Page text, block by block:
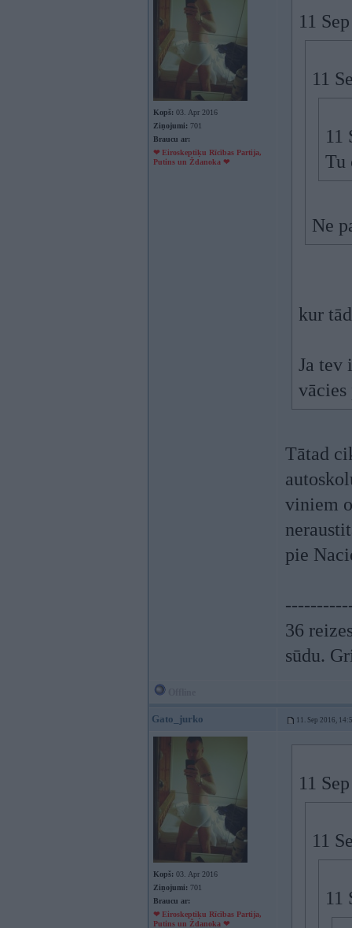
Kopš: 03. Apr 2016
Ziņojumi: 701
Braucu ar:
❤ Eiroskeptiķu Rīcības Partija,
Putins un Ždanoka ❤
11
11
11
Tu
Ne
kur
Ja tev
vācies
Tātad
viniem
pie
36
sūdu.
Gato_jurko 11. Sep 2016,
Kopš: 03. Apr 2016
Ziņojumi: 701
Braucu ar:
❤ Eiroskeptiķu Rīcības Partija,
Putins un Ždanoka ❤
11
11
11